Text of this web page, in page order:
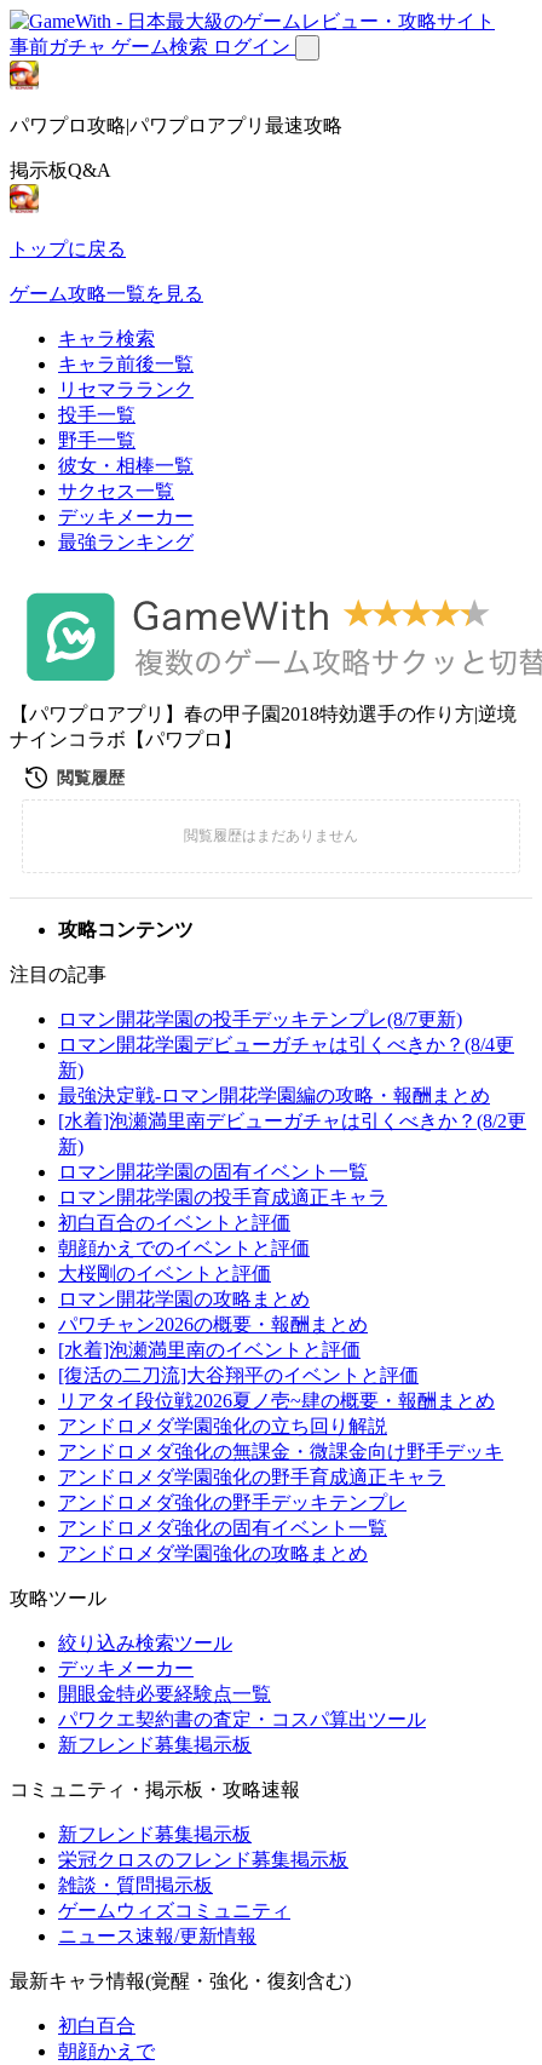
事前ガチャ ゲーム検索 ログイン
パワプロ攻略|パワプロアプリ最速攻略
掲示板Q&A
トップに戻る
ゲーム攻略一覧を見る
キャラ検索
キャラ前後一覧
リセマラランク
投手一覧
野手一覧
彼女・相棒一覧
サクセス一覧
デッキメーカー
最強ランキング
【パワプロアプリ】春の甲子園2018特効選手の作り方|逆境
ナインコラボ【パワプロ】
攻略コンテンツ
注目の記事
ロマン開花学園の投手デッキテンプレ(8/7更新)
ロマン開花学園デビューガチャは引くべきか？(8/4更
新)
最強決定戦-ロマン開花学園編の攻略・報酬まとめ
[水着]泡瀬満里南デビューガチャは引くべきか？(8/2更
新)
ロマン開花学園の固有イベント一覧
ロマン開花学園の投手育成適正キャラ
初白百合のイベントと評価
朝顔かえでのイベントと評価
大桜剛のイベントと評価
ロマン開花学園の攻略まとめ
パワチャン2026の概要・報酬まとめ
[水着]泡瀬満里南のイベントと評価
[復活の二刀流]大谷翔平のイベントと評価
リアタイ段位戦2026夏ノ壱~肆の概要・報酬まとめ
アンドロメダ学園強化の立ち回り解説
アンドロメダ強化の無課金・微課金向け野手デッキ
アンドロメダ学園強化の野手育成適正キャラ
アンドロメダ強化の野手デッキテンプレ
アンドロメダ強化の固有イベント一覧
アンドロメダ学園強化の攻略まとめ
攻略ツール
絞り込み検索ツール
デッキメーカー
開眼金特必要経験点一覧
パワクエ契約書の査定・コスパ算出ツール
新フレンド募集掲示板
コミュニティ・掲示板・攻略速報
新フレンド募集掲示板
栄冠クロスのフレンド募集掲示板
雑談・質問掲示板
ゲームウィズコミュニティ
ニュース速報/更新情報
最新キャラ情報(覚醒・強化・復刻含む)
初白百合
朝顔かえで